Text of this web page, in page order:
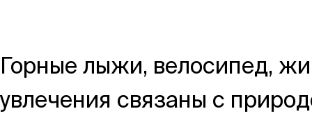
Горные лыжи, велосипед,
увлечения связаны с